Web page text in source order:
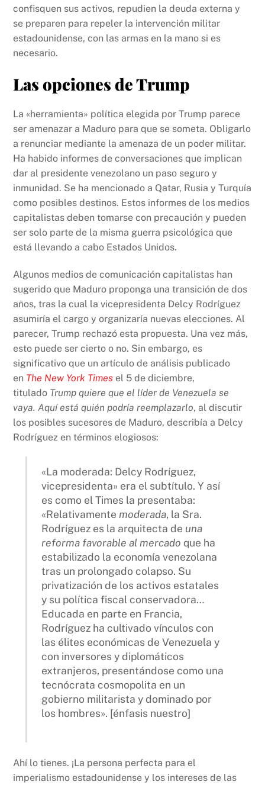
confisquen sus activos, repudien la deuda externa y
se preparen para repeler la intervención militar
estadounidense, con las armas en la mano si es
necesario.
Las opciones de Trump
La «herramienta» política elegida por Trump parece
ser amenazar a Maduro para que se someta. Obligarlo
a renunciar mediante la amenaza de un poder militar.
Ha habido informes de conversaciones que implican
dar al presidente venezolano un paso seguro y
inmunidad. Se ha mencionado a Qatar, Rusia y Turquía
como posibles destinos. Estos informes de los medios
capitalistas deben tomarse con precaución y pueden
ser solo parte de la misma guerra psicológica que
está llevando a cabo Estados Unidos.
Algunos medios de comunicación capitalistas han
sugerido que Maduro proponga una transición de dos
años, tras la cual la vicepresidenta Delcy Rodríguez
asumiría el cargo y organizaría nuevas elecciones. Al
parecer, Trump rechazó esta propuesta. Una vez más,
esto puede ser cierto o no. Sin embargo, es
significativo que un artículo de análisis publicado
en The New York Times el 5 de diciembre,
titulado Trump quiere que el líder de Venezuela se
vaya. Aquí está quién podría reemplazarlo, al discutir
los posibles sucesores de Maduro, describía a Delcy
Rodríguez en términos elogiosos:
«La moderada: Delcy Rodríguez,
vicepresidenta» era el subtítulo. Y así
es como el Times la presentaba:
«Relativamentemoderada, la Sra.
Rodríguez es la arquitecta de una
reforma favorable al mercado que ha
estabilizado la economía venezolana
tras un prolongado colapso. Su
privatización de los activos estatales
y su política fiscal conservadora…
Educada en parte en Francia,
Rodríguez ha cultivado vínculos con
las élites económicas de Venezuela y
con inversores y diplomáticos
extranjeros, presentándose como una
tecnócrata cosmopolita en un
gobierno militarista y dominado por
los hombres». [énfasis nuestro]
Ahí lo tienes. ¡La persona perfecta para el
imperialismo estadounidense y los intereses de las